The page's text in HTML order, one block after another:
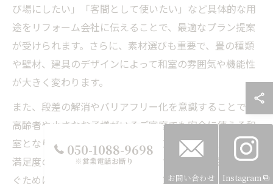
び場にしたい」「客間として使いたい」など具体的な用
途をリフォーム会社に伝えることで、最適なプラン提案
が受けられます。さらに、素材選びも重要で、畳の種類
や壁材、建具のデザインによって和室の雰囲気や機能性
が大きく変わります。
また、段差の解消やバリアフリー化を意識することで、
高齢者や小さなお子様がいるご家庭でも安全に使える和
室となります。岐阜市で多くの施工事例があり、実際に
満足度の高いリフォームが実現されています。失敗を防
ぐためには、事前に見積もりや施工事例を比較し、信頼
050-1088-9698
※営業電話お断り
お問い合わせ Instagram